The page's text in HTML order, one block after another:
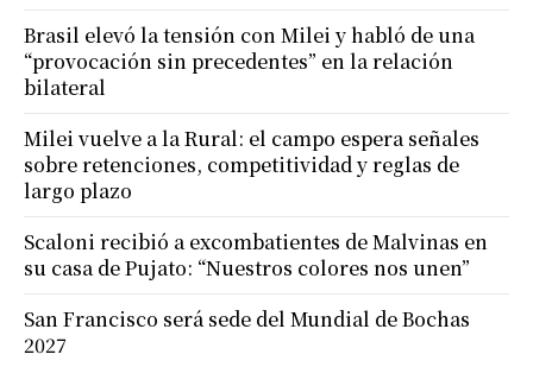
Brasil elevó la tensión con Milei y habló de una
“provocación sin precedentes” en la relación
bilateral
Milei vuelve a la Rural: el campo espera señales
sobre retenciones, competitividad y reglas de
largo plazo
Scaloni recibió a excombatientes de Malvinas en
su casa de Pujato: “Nuestros colores nos unen”
San Francisco será sede del Mundial de Bochas
2027